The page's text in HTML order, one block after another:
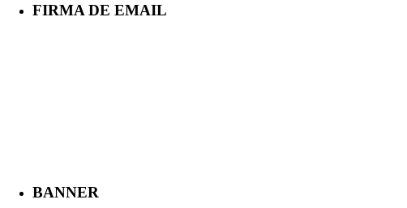
FIRMA DE EMAIL
BANNER